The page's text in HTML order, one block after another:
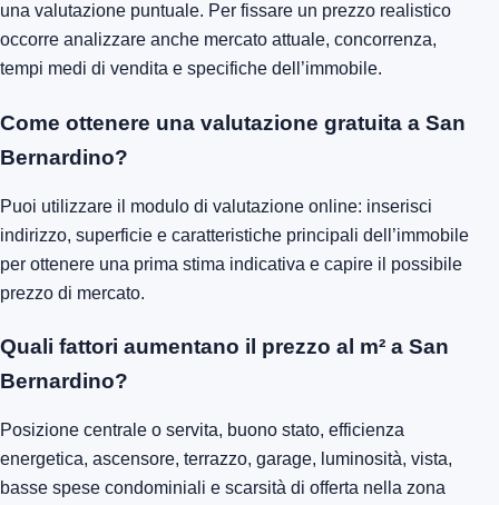
una valutazione puntuale. Per fissare un prezzo realistico
occorre analizzare anche mercato attuale, concorrenza,
tempi medi di vendita e specifiche dell’immobile.
Come ottenere una valutazione gratuita a San
Bernardino?
Puoi utilizzare il modulo di valutazione online: inserisci
indirizzo, superficie e caratteristiche principali dell’immobile
per ottenere una prima stima indicativa e capire il possibile
prezzo di mercato.
Quali fattori aumentano il prezzo al m² a San
Bernardino?
Posizione centrale o servita, buono stato, efficienza
energetica, ascensore, terrazzo, garage, luminosità, vista,
basse spese condominiali e scarsità di offerta nella zona